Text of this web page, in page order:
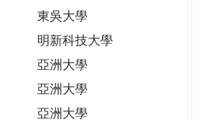
東吳大學
明新科技大學
亞洲大學
亞洲大學
亞洲大學